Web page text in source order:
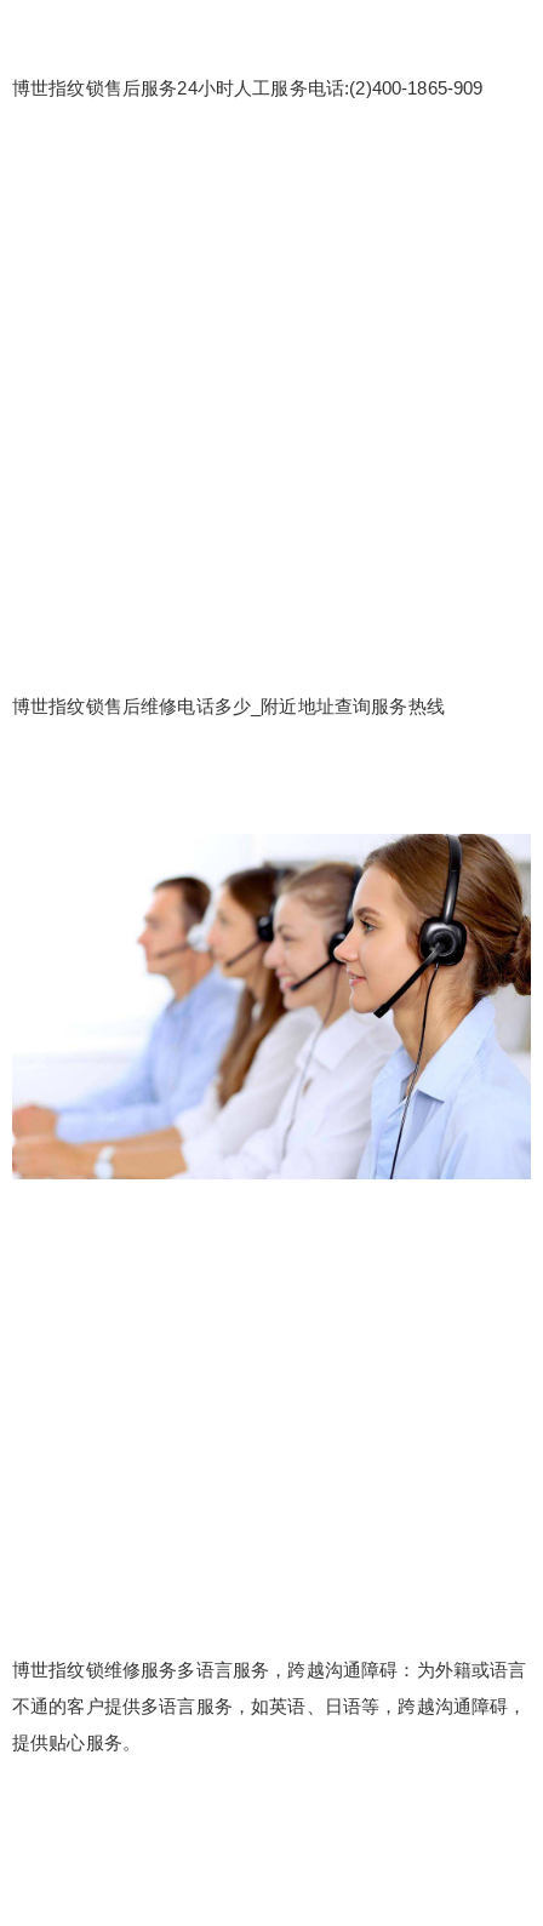
博世指纹锁售后服务24小时人工服务电话:(2)400-1865-909
博世指纹锁售后维修电话多少_附近地址查询服务热线
博世指纹锁维修服务多语言服务，跨越沟通障碍：为外籍或语言
不通的客户提供多语言服务，如英语、日语等，跨越沟通障碍，
提供贴心服务。